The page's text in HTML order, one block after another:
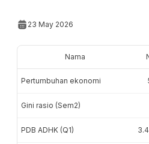
23 May 2026
Nama
Pertumbuhan ekonomi
Gini rasio (Sem2)
PDB ADHK (Q1)